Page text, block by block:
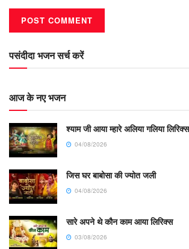
पसंदीदा भजन सर्च करें
आज के नए भजन
श्याम जी आया म्हारे अलिया गलिया लिरिक्स
04/08/2026
जिस घर बाबोसा की ज्योत जली
04/08/2026
सारे अपने थे कौन काम आया लिरिक्स
03/08/2026